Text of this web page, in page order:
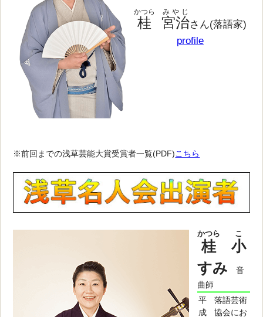
桂
かつら
宮治
みやじ
さん(落語家)
profile
※前回までの浅草芸能大賞受賞者一覧(PDF)こちら
桂
かつら
小
こ
すみ 音
曲師
平
成
落語芸術
協会にお